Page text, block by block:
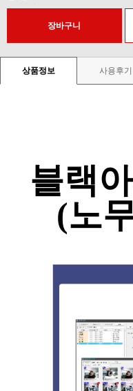
상품정보 사용후기
블랙
(노